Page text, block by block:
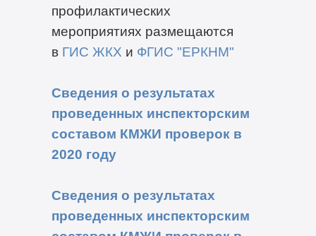
профилактических
мероприятиях размещаются
в ГИС ЖКХ и ФГИС "ЕРКНМ"
Сведения о результатах
проведенных инспекторским
составом КМЖИ проверок в
2020 году
Сведения о результатах
проведенных инспекторским